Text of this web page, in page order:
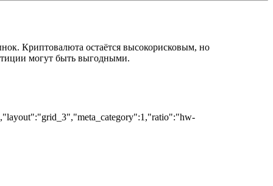
Криптовалюта остаётся высокорисковым, но
могут быть выгодными.